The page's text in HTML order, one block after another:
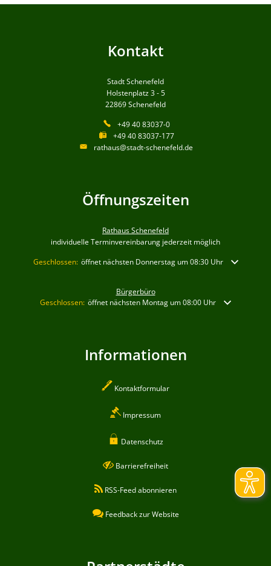
Kontakt
Stadt Schenefeld
Holstenplatz 3 - 5
22869Schenefeld
+49 40 83037-0
+49 40 83037-177
rathaus@stadt-schenefeld.de
Öffnungszeiten
Rathaus Schenefeld
individuelle Terminvereinbarung jederzeit möglich
Klicken, um weitere Öffnungs- oder Schließzeiten auszublenden
Geschlossen: öffnet nächsten Donnerstag um 08:30 Uhr
Bürgerbüro
Klicken, um weitere Öffnungs- oder Schließzeiten auszublenden
Geschlossen: öffnet nächsten Montag um 08:00 Uhr
Informationen
Kontaktformular
Impressum
Datenschutz
Barrierefreiheit
RSS-Feed abonnieren
Feedback zur Website